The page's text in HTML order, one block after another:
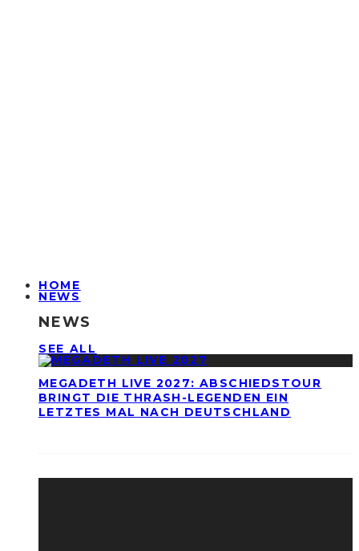
HOME
NEWS
NEWS
SEE ALL
MEGADETH LIVE 2027: ABSCHIEDSTOUR
BRINGT DIE THRASH-LEGENDEN EIN
LETZTES MAL NACH DEUTSCHLAND